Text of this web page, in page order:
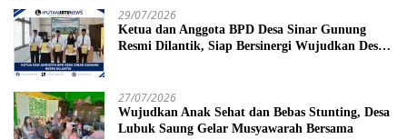
29/07/2026
Ketua dan Anggota BPD Desa Sinar Gunung
Resmi Dilantik, Siap Bersinergi Wujudkan Desa
27/07/2026
Wujudkan Anak Sehat dan Bebas Stunting, Desa
Lubuk Saung Gelar Musyawarah Bersama